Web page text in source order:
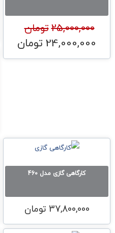
25,000,000تومان
قیمت اصلی 25,000,000تومان بود.
24,000,000 تومان قیمت
کارگاهی گازی مدل 460
37,800,000 تومان